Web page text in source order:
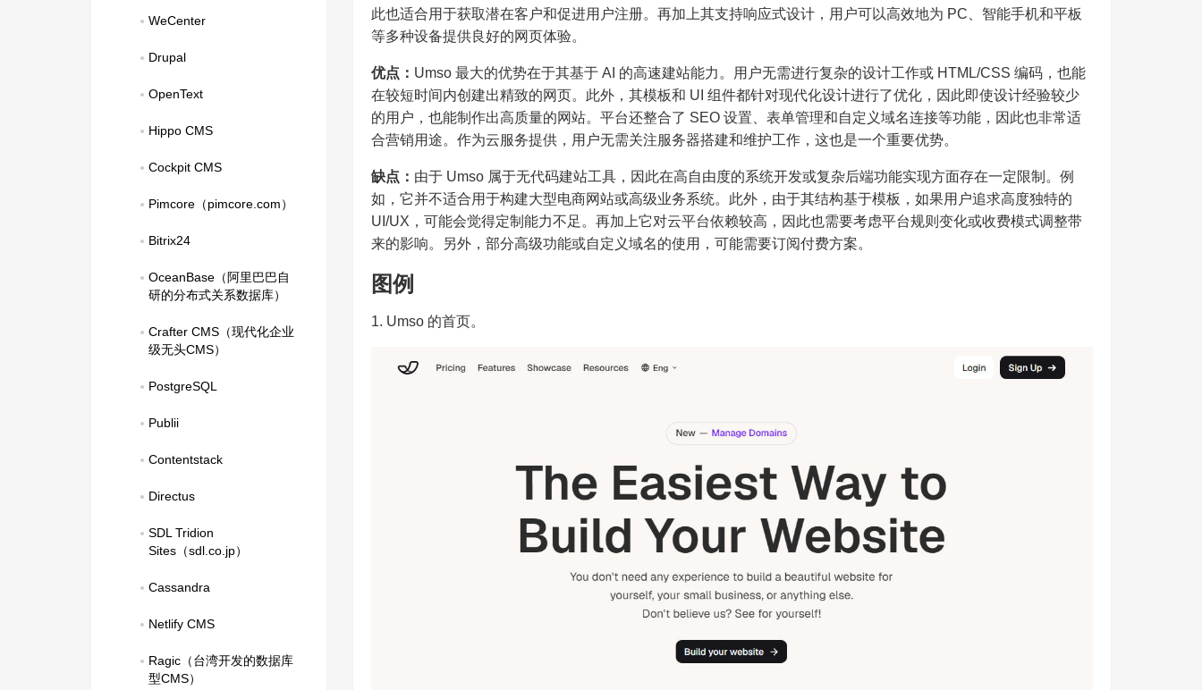
WeCenter
Drupal
OpenText
Hippo CMS
Cockpit CMS
Pimcore（pimcore.com）
Bitrix24
OceanBase（阿里巴巴自
研的分布式关系数据库）
Crafter CMS（现代化企业
级无头CMS）
PostgreSQL
Publii
Contentstack
Directus
SDL Tridion
Sites（sdl.co.jp）
Cassandra
Netlify CMS
Ragic（台湾开发的数据库
型CMS）
此也适合用于获取潜在客户和促进用户注册。再加上其支持响应式设计，用户可以高效地为 PC、智能手机和平板
等多种设备提供良好的网页体验。
优点： Umso 最大的优势在于其基于 AI 的高速建站能力。用户无需进行复杂的设计工作或 HTML/CSS 编码，也能
在较短时间内创建出精致的网页。此外，其模板和 UI 组件都针对现代化设计进行了优化，因此即使设计经验较少
的用户，也能制作出高质量的网站。平台还整合了 SEO 设置、表单管理和自定义域名连接等功能，因此也非常适
合营销用途。作为云服务提供，用户无需关注服务器搭建和维护工作，这也是一个重要优势。
缺点： 由于 Umso 属于无代码建站工具，因此在高自由度的系统开发或复杂后端功能实现方面存在一定限制。例
如，它并不适合用于构建大型电商网站或高级业务系统。此外，由于其结构基于模板，如果用户追求高度独特的
UI/UX，可能会觉得定制能力不足。再加上它对云平台依赖较高，因此也需要考虑平台规则变化或收费模式调整带
来的影响。另外，部分高级功能或自定义域名的使用，可能需要订阅付费方案。
图例
1. Umso 的首页。